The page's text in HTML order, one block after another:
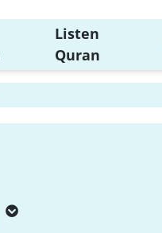
Listen
Quran